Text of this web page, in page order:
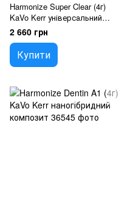
Harmonize Super Clear (4г)
KaVo Kerr універсальний
композит
2 660 грн
Купити